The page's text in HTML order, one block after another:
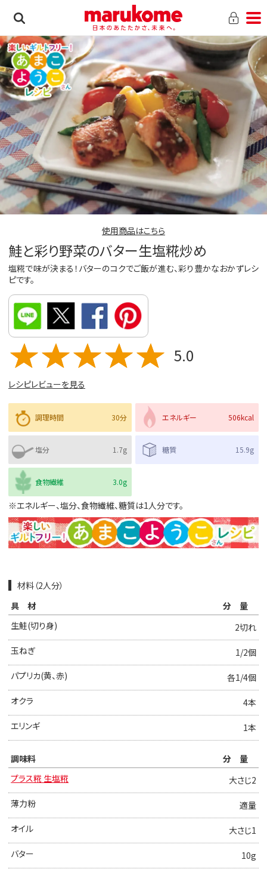
使用商品はこちら
鮭と彩り野菜のバター生塩糀炒め
塩糀で味が決まる！バターのコクでご飯が進む、彩り豊かなおかずレシ
ピです。
5.0
レシピレビューを見る
調理時間 30分 エネルギー 506kcal
塩分 1.7g 糖質 15.9g
食物繊維 3.0g
※エネルギー、塩分、食物繊維、糖質は1人分です。
材料（2人分）
具材
分量
生鮭(切り身)
2切れ
玉ねぎ
1/2個
パプリカ(黄、赤)
各1/4個
オクラ
4本
エリンギ
1本
調味料
分量
プラス糀 生塩糀
大さじ2
薄力粉
適量
オイル
大さじ1
バター
10g